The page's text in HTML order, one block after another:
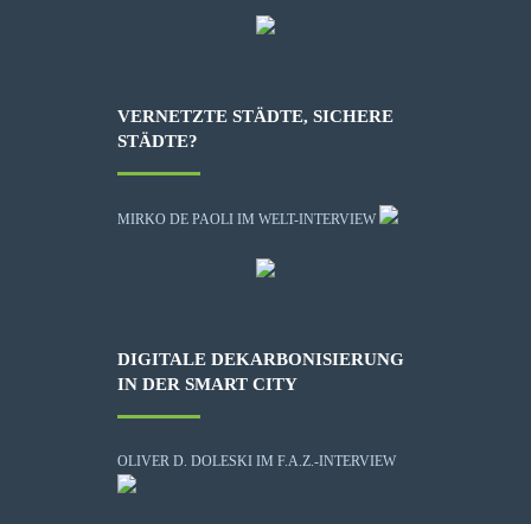
VERNETZTE STÄDTE, SICHERE
STÄDTE?
MIRKO DE PAOLI IM WELT-INTERVIEW
DIGITALE DEKARBONISIERUNG
IN DER SMART CITY
OLIVER D. DOLESKI IM F.A.Z.-INTERVIEW